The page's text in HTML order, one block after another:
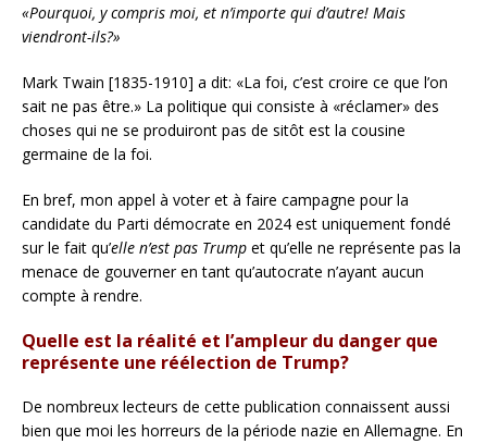
«Pourquoi, y compris moi, et n’importe qui d’autre! Mais
viendront-ils?»
Mark Twain [1835-1910] a dit: «La foi, c’est croire ce que l’on
sait ne pas être.» La politique qui consiste à «réclamer» des
choses qui ne se produiront pas de sitôt est la cousine
germaine de la foi.
En bref, mon appel à voter et à faire campagne pour la
candidate du Parti démocrate en 2024 est uniquement fondé
sur le fait qu’elle n’est pas Trump et qu’elle ne représente pas la
menace de gouverner en tant qu’autocrate n’ayant aucun
compte à rendre.
Quelle est la réalité et l’ampleur du danger que
représente une réélection de Trump?
De nombreux lecteurs de cette publication connaissent aussi
bien que moi les horreurs de la période nazie en Allemagne. En